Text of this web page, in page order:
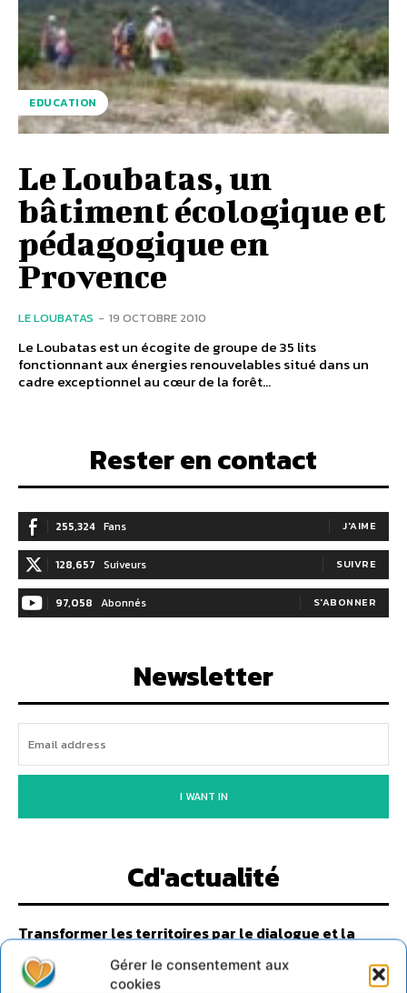
Gérer le consentement aux
cookies
EDUCATION
Le Loubatas, un
bâtiment écologique et
pédagogique en
Provence
LE LOUBATAS - 19 OCTOBRE 2010
Le Loubatas est un écogite de groupe de 35 lits
fonctionnant aux énergies renouvelables situé dans un
cadre exceptionnel au cœur de la forêt...
Rester en contact
255,324 Fans J'AIME
128,657 Suiveurs SUIVRE
97,058 Abonnés S'ABONNER
Newsletter
I WANT IN
Cd'actualité
Transformer les territoires par le dialogue et la
des Transitions
7 août 2026